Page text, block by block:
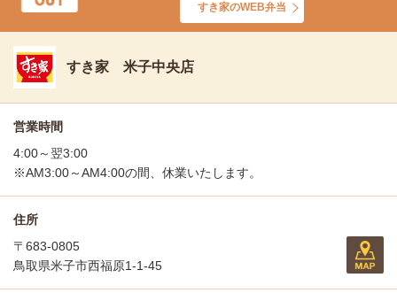
すき家のWEB弁当
すき家 米子中央店
営業時間
4:00～翌3:00
※AM3:00～AM4:00の間、休業いたします。
住所
〒683-0805
鳥取県米子市西福原1-1-45